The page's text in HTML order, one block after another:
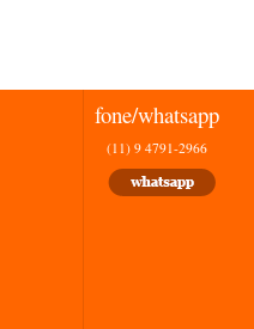
fone/whatsapp
(11) 9 4791-2966